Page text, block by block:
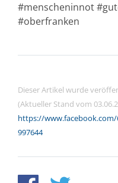
#menscheninnot
#oberfranken
Dieser Artikel wurde
(Aktueller Stand vom
https://www.facebook.com/
997644